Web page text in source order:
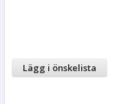
Lägg i önskelista